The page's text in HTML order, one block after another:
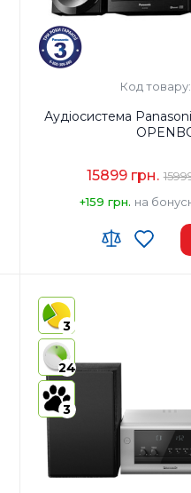
Код товару:
Аудіосистема
15899 грн.
+159 грн. на
Країна-виробник товару:
AirPlay:Ні
USB:USB Type-A x1
Bluetooth:
3
24
3